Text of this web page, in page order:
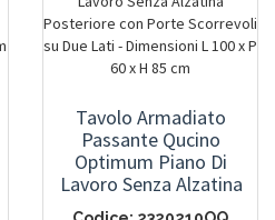
Tavolo Armadiato
Passante Qucino
Optimum Piano Di
Lavoro Senza Alzatina
Posteriore Con Porte